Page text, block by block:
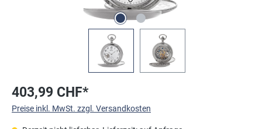
403,99 CHF*
Preise inkl. MwSt. zzgl. Versandkosten